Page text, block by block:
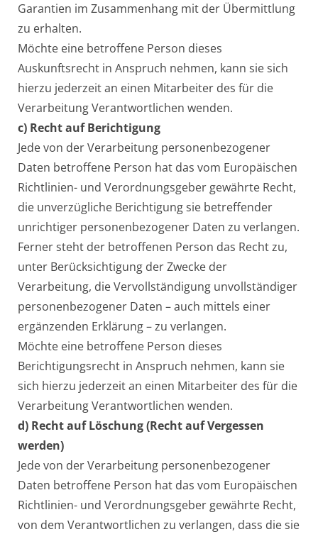
Garantien im Zusammenhang mit der Übermittlung
zu erhalten.
Möchte eine betroffene Person dieses
Auskunftsrecht in Anspruch nehmen, kann sie sich
hierzu jederzeit an einen Mitarbeiter des für die
Verarbeitung Verantwortlichen wenden.
c) Recht auf Berichtigung
Jede von der Verarbeitung personenbezogener
Daten betroffene Person hat das vom Europäischen
Richtlinien- und Verordnungsgeber gewährte Recht,
die unverzügliche Berichtigung sie betreffender
unrichtiger personenbezogener Daten zu verlangen.
Ferner steht der betroffenen Person das Recht zu,
unter Berücksichtigung der Zwecke der
Verarbeitung, die Vervollständigung unvollständiger
personenbezogener Daten – auch mittels einer
ergänzenden Erklärung – zu verlangen.
Möchte eine betroffene Person dieses
Berichtigungsrecht in Anspruch nehmen, kann sie
sich hierzu jederzeit an einen Mitarbeiter des für die
Verarbeitung Verantwortlichen wenden.
d) Recht auf Löschung (Recht auf Vergessen
werden)
Jede von der Verarbeitung personenbezogener
Daten betroffene Person hat das vom Europäischen
Richtlinien- und Verordnungsgeber gewährte Recht,
von dem Verantwortlichen zu verlangen, dass die sie